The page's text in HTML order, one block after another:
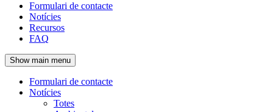
Navegació
principal
de
l'encapçalament
Formulari de contacte
Notícies
Recursos
FAQ
Show main menu
Navegació
Formulari de contacte
Notícies
Totes